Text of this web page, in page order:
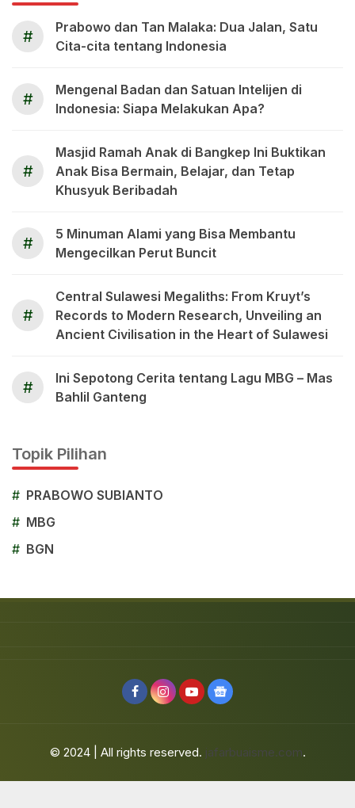
#
Prabowo dan Tan Malaka: Dua Jalan, Satu
Cita-cita tentang Indonesia
#
Mengenal Badan dan Satuan Intelijen di
Indonesia: Siapa Melakukan Apa?
#
Masjid Ramah Anak di Bangkep Ini Buktikan
Anak Bisa Bermain, Belajar, dan Tetap
Khusyuk Beribadah
#
5 Minuman Alami yang Bisa Membantu
Mengecilkan Perut Buncit
#
Central Sulawesi Megaliths: From Kruyt’s
Records to Modern Research, Unveiling an
Ancient Civilisation in the Heart of Sulawesi
#
Ini Sepotong Cerita tentang Lagu MBG – Mas
Bahlil Ganteng
Topik Pilihan
# PRABOWO SUBIANTO
# MBG
# BGN
© 2024 | All rights reserved. jafarbuaisme.com.